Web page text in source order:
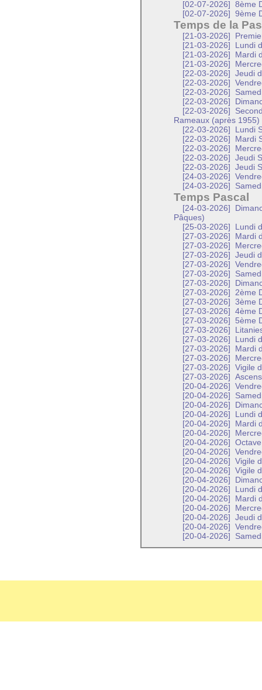
[02-07-2026]
8ème
[02-07-2026]
9ème
Temps de la
[21-03-2026]
[21-03-2026]
Lundi
[21-03-2026]
Mardi
[21-03-2026]
[22-03-2026]
Jeudi
[22-03-2026]
[22-03-2026]
[22-03-2026]
[22-03-2026]
Rameaux (après 1955)
[22-03-2026]
Lundi
[22-03-2026]
Mardi
[22-03-2026]
[22-03-2026]
Jeudi
[22-03-2026]
Jeudi
[24-03-2026]
[24-03-2026]
Temps Pascal
[24-03-2026]
Pâques)
[25-03-2026]
Lundi
[27-03-2026]
Mardi
[27-03-2026]
[27-03-2026]
Jeudi
[27-03-2026]
[27-03-2026]
[27-03-2026]
[27-03-2026]
2ème
[27-03-2026]
3ème
[27-03-2026]
4ème
[27-03-2026]
5ème
[27-03-2026]
[27-03-2026]
Lundi
[27-03-2026]
Mardi
[27-03-2026]
[27-03-2026]
Vigile
[27-03-2026]
[20-04-2026]
[20-04-2026]
[20-04-2026]
[20-04-2026]
Lundi
[20-04-2026]
Mardi
[20-04-2026]
[20-04-2026]
[20-04-2026]
[20-04-2026]
Vigile
[20-04-2026]
Vigile
[20-04-2026]
[20-04-2026]
Lundi
[20-04-2026]
Mardi
[20-04-2026]
[20-04-2026]
Jeudi
[20-04-2026]
[20-04-2026]